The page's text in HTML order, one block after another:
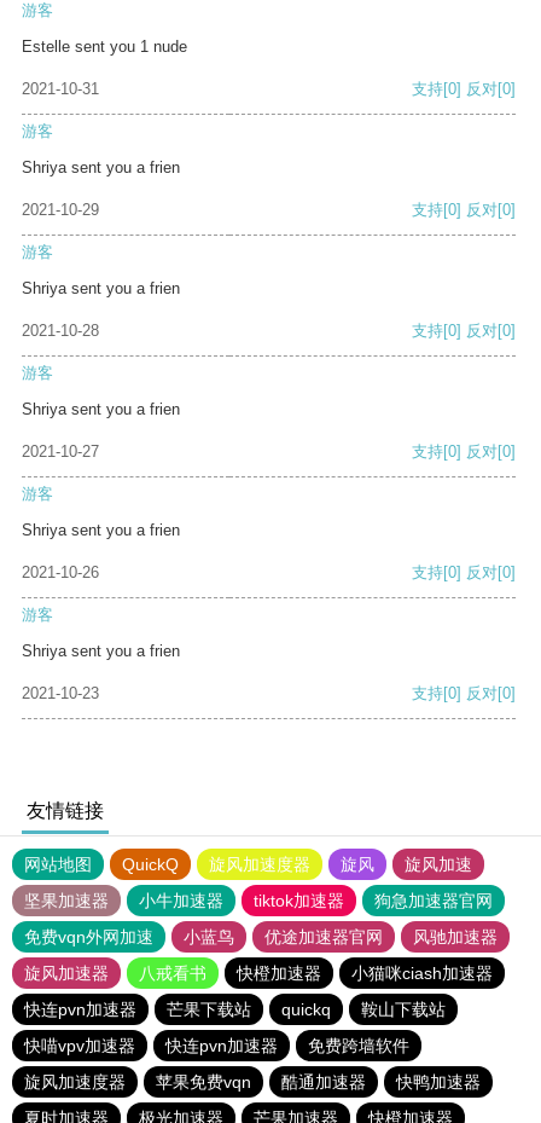
游客
Estelle sent you 1 nude
2021-10-31 支持[0] 反对[0]
游客
Shriya sent you a frien
2021-10-29 支持[0] 反对[0]
游客
Shriya sent you a frien
2021-10-28 支持[0] 反对[0]
游客
Shriya sent you a frien
2021-10-27 支持[0] 反对[0]
游客
Shriya sent you a frien
2021-10-26 支持[0] 反对[0]
游客
Shriya sent you a frien
2021-10-23 支持[0] 反对[0]
友情链接
网站地图 QuickQ 旋风加速度器 旋风
旋风加速
坚果加速器
小牛加速器 tiktok加速器
狗急加速器官网
免费vqn外网加速
小蓝鸟 优途加速器官网
风驰加速器
旋风加速器
八戒看书 快橙加速器
小猫咪ciash加速器
快连pvn加速器
芒果下载站 quickq
鞍山下载站
快喵vpv加速器
快连pvn加速器
免费跨墙软件
旋风加速度器
苹果免费vqn 酷通加速器
快鸭加速器
夏时加速器
极光加速器 芒果加速器 快橙加速器